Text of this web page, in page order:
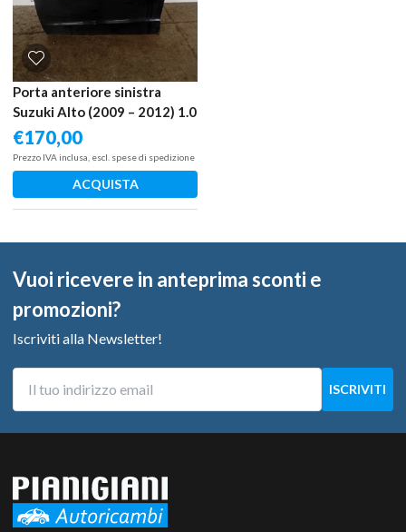
Porta anteriore sinistra
Suzuki Alto (2009 – 2012) 1.0
50 KW benzina
68002M68K10000 K10B
€170,00
Prezzo IVA inclusa, escl. spese di spedizione
ACQUISTA
Vuoi ricevere in anteprima sconti e
promozioni?
Iscriviti alla Newsletter!